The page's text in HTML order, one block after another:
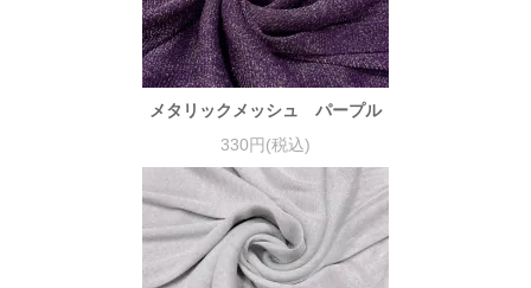
メタリックメッシュ パープル
330円(税込)